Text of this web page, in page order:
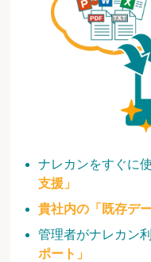
ナレカンをすぐに
支援」
貴社内の「既存デー
管理者がナレカン
ポート」